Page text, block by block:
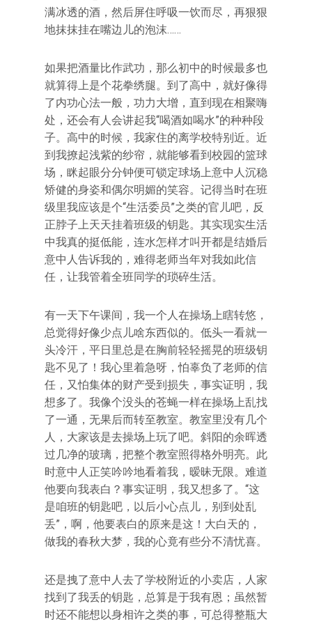
满冰透的酒，然后屏住呼吸一饮而尽，再狠狠
地抹抹挂在嘴边儿的泡沫……
如果把酒量比作武功，那么初中的时候最多也
就算得上是个花拳绣腿。到了高中，就好像得
了内功心法一般，功力大增，直到现在相聚嗨
处，还会有人会讲起我“喝酒如喝水”的种种段
子。高中的时候，我家住的离学校特别近。近
到我撩起浅紫的纱帘，就能够看到校园的篮球
场，眯起眼分分钟便可锁定球场上意中人沉稳
矫健的身姿和偶尔明媚的笑容。记得当时在班
级里我应该是个“生活委员”之类的官儿吧，反
正脖子上天天挂着班级的钥匙。其实现实生活
中我真的挺低能，连水怎样才叫开都是结婚后
意中人告诉我的，难得老师当年对我如此信
任，让我管着全班同学的琐碎生活。
有一天下午课间，我一个人在操场上瞎转悠，
总觉得好像少点儿啥东西似的。低头一看就一
头冷汗，平日里总是在胸前轻轻摇晃的班级钥
匙不见了！我心里着急呀，怕辜负了老师的信
任，又怕集体的财产受到损失，事实证明，我
想多了。我像个没头的苍蝇一样在操场上乱找
了一通，无果后而转至教室。教室里没有几个
人，大家该是去操场上玩了吧。斜阳的余晖透
过几净的玻璃，把整个教室照得格外明亮。此
时意中人正笑吟吟地看着我，暧昧无限。难道
他要向我表白？事实证明，我又想多了。“这
是咱班的钥匙吧，以后小心点儿，别到处乱
丢”，啊，他要表白的原来是这！大白天的，
做我的春秋大梦，我的心竟有些分不清忧喜。
还是拽了意中人去了学校附近的小卖店，人家
找到了我丢的钥匙，总算是于我有恩；虽然暂
时还不能想以身相许之类的事，可总得整瓶大